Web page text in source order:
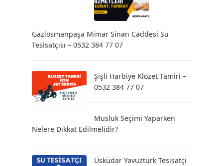
Gaziosmanpaşa Mimar Sinan Caddesi Su
Tesisatçısı – 0532 384 77 07
Şişli Harbiye Klozet Tamiri –
0532 384 77 07
Musluk Seçimi Yaparken
Nelere Dikkat Edilmelidir?
Üsküdar Yavuztürk Tesisatçı